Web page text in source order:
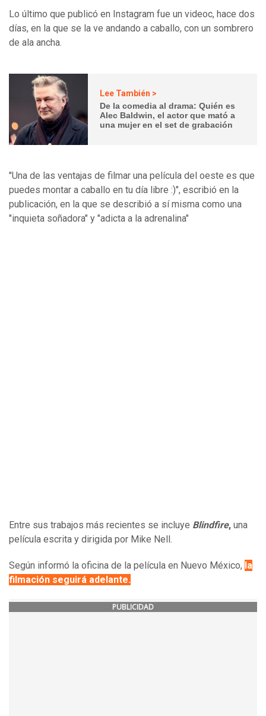
Lo último que publicó en Instagram fue un videoc, hace dos
días, en la que se la ve andando a caballo, con un sombrero
de ala ancha.
Lee También >
De la comedia al drama: Quién es
Alec Baldwin, el actor que mató a
una mujer en el set de grabación
"Una de las ventajas de filmar una película del oeste es que
puedes montar a caballo en tu día libre :)", escribió en la
publicación, en la que se describió a sí misma como una
"inquieta soñadora" y "adicta a la adrenalina"
Entre sus trabajos más recientes se incluye Blindfire, una
película escrita y dirigida por Mike Nell.
Según informó la oficina de la película en Nuevo México, la
filmación seguirá adelante.
PUBLICIDAD